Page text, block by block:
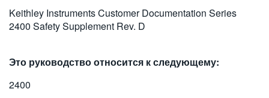
DEUTSCH
VIỆT NAM
Keithley Instruments Customer Documentation Series
2400 Safety Supplement Rev. D
Это руководство относится к следующему:
2400